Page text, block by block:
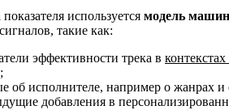
используется модель
такие как:
эффективности трека в
об исполнителе, например о жанрах и
добавления в